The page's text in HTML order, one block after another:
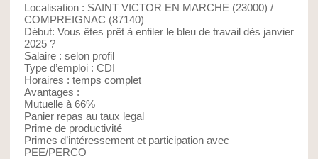
Localisation : SAINT VICTOR EN MARCHE (23000) /
COMPREIGNAC (87140)
Début: Vous êtes prêt à enfiler le bleu de travail dès janvier
2025 ?
Salaire : selon profil
Type d’emploi : CDI
Horaires : temps complet
Avantages :
Mutuelle à 66%
Panier repas au taux legal
Prime de productivité
Primes d’intéressement et participation avec
PEE/PERCO